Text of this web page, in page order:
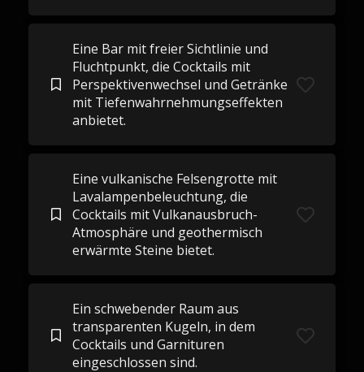
Eine Bar mit freier Sichtlinie und
Fluchtpunkt, die Cocktails mit
Perspektivenwechsel und Getränke
mit Tiefenwahrnehmungseffekten
anbietet.
Eine vulkanische Felsengrotte mit
Lavalampenbeleuchtung, die
Cocktails mit Vulkanausbruch-
Atmosphäre und geothermisch
erwärmte Steine ​​bietet.
Ein schwebender Raum aus
transparenten Kugeln, in dem
Cocktails und Garnituren
eingeschlossen sind.